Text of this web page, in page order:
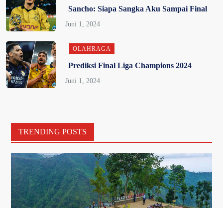
Sancho: Siapa Sangka Aku Sampai Final
OLAHRAGA
Prediksi Final Liga Champions 2024
TRENDING POSTS